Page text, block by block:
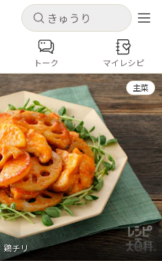
キャンセル
シピを保存できます
新規登録
キャンセル
コンテンツ
マト
とうもろこし
ゴーヤ
トーク マイレシピ
鶏チリ
主菜